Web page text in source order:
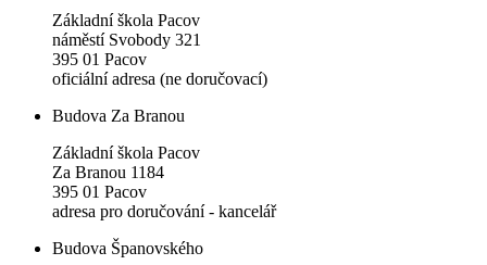
Základní škola Pacov
náměstí Svobody 321
395 01 Pacov
oficiální adresa (ne doručovací)
Budova Za Branou
Základní škola Pacov
Za Branou 1184
395 01 Pacov
adresa pro doručování - kancelář
Budova Španovského